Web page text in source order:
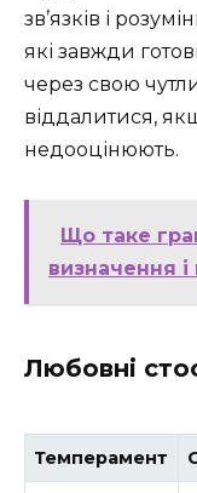
зв’язків і
які завжди
через свою
віддалитися,
недооцінюють.
Що таке
визначення
Любовні
Темперамент